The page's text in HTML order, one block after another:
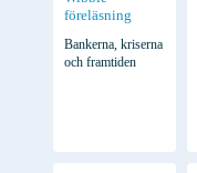
föreläsning
Bankerna, kriserna
och framtiden